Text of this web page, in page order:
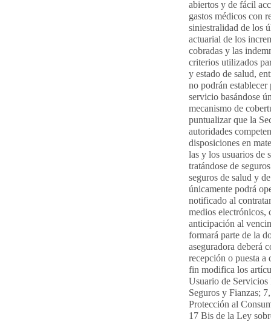
abiertos y de fácil
gastos médicos con
siniestralidad de los
actuarial de los
cobradas y las
criterios utilizados
y estado de salud,
no podrán
servicio basándose
mecanismo de
puntualizar que la
autoridades
disposiciones en
las y los usuarios de
tratándose de
seguros de salud y
únicamente podrá
notificado al
medios electrónicos,
anticipación al
formará parte de la
aseguradora deberá
recepción o puesta a
fin modifica los
Usuario de
Seguros y Fianzas;
Protección al
17 Bis de la Ley